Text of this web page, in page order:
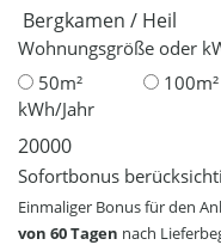
Wohnungsgröße oder
50m²
100m²
kWh/Jahr
Sofortbonus
Einmaliger Bonus für den
von 60 Tagen nach